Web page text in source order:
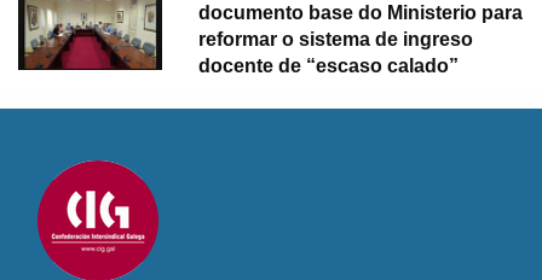
documento base do Ministerio para
reformar o sistema de ingreso
docente de “escaso calado”